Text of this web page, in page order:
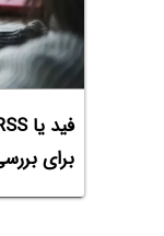
برای